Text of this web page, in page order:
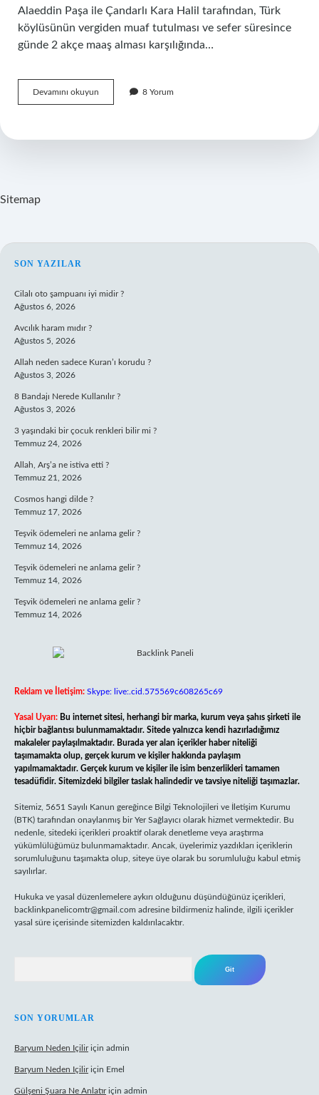
Alaeddin Paşa ile Çandarlı Kara Halil tarafından, Türk
köylüsünün vergiden muaf tutulması ve sefer süresince
günde 2 akçe maaş alması karşılığında…
Devamını okuyun
Ve
Zaman
8 Yorum
Sitemap
SIDEBAR
SON YAZILAR
Cilalı oto şampuanı iyi midir ?
Ağustos 6, 2026
Avcılık haram mıdır ?
Ağustos 5, 2026
Allah neden sadece Kuran’ı korudu ?
Ağustos 3, 2026
8 Bandajı Nerede Kullanılır ?
Ağustos 3, 2026
3 yaşındaki bir çocuk renkleri bilir mi ?
Temmuz 24, 2026
Allah, Arş’a ne istiva etti ?
Temmuz 21, 2026
Cosmos hangi dilde ?
Temmuz 17, 2026
Teşvik ödemeleri ne anlama gelir ?
Temmuz 14, 2026
Teşvik ödemeleri ne anlama gelir ?
Temmuz 14, 2026
Teşvik ödemeleri ne anlama gelir ?
Temmuz 14, 2026
Reklam ve İletişim: Skype: live:.cid.575569c608265c69
Yasal Uyarı: Bu internet sitesi, herhangi bir marka, kurum veya şahıs şirketi ile
hiçbir bağlantısı bulunmamaktadır. Sitede yalnızca kendi hazırladığımız
makaleler paylaşılmaktadır. Burada yer alan içerikler haber niteliği
taşımamakta olup, gerçek kurum ve kişiler hakkında paylaşım
yapılmamaktadır. Gerçek kurum ve kişiler ile isim benzerlikleri tamamen
tesadüfidir. Sitemizdeki bilgiler taslak halindedir ve tavsiye niteliği taşımazlar.
Sitemiz, 5651 Sayılı Kanun gereğince Bilgi Teknolojileri ve İletişim Kurumu
(BTK) tarafından onaylanmış bir Yer Sağlayıcı olarak hizmet vermektedir. Bu
nedenle, sitedeki içerikleri proaktif olarak denetleme veya araştırma
yükümlülüğümüz bulunmamaktadır. Ancak, üyelerimiz yazdıkları içeriklerin
sorumluluğunu taşımakta olup, siteye üye olarak bu sorumluluğu kabul etmiş
sayılırlar.
Hukuka ve yasal düzenlemelere aykırı olduğunu düşündüğünüz içerikleri,
backlinkpanelicomtr@gmail.com adresine bildirmeniz halinde, ilgili içerikler
yasal süre içerisinde sitemizden kaldırılacaktır.
SON YORUMLAR
Baryum Neden Içiliriçin admin
Baryum Neden Içiliriçin Emel
Gülşeni Şuara Ne Anlatıriçin admin